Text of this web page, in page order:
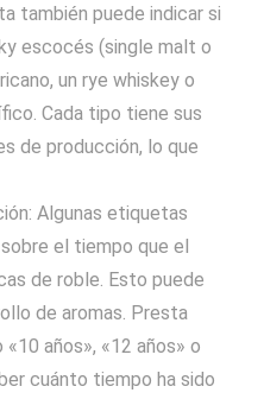
también puede indicar si
escocés (single malt o
un rye whiskey o
Cada tipo tiene sus
de producción, lo que
Algunas etiquetas
el tiempo que el
de roble. Esto puede
de aromas. Presta
años», «12 años» o
cuánto tiempo ha sido